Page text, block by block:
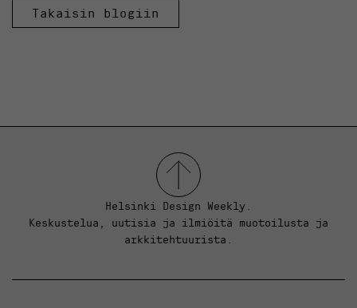
Takaisin blogiin
Helsinki Design Weekly.
Keskustelua, uutisia ja ilmiöitä muotoilusta ja
arkkitehtuurista.